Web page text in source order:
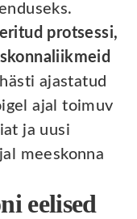
protsessi,
ajastatud
ajal toimuv
ja uusi
meeskonna
eelised